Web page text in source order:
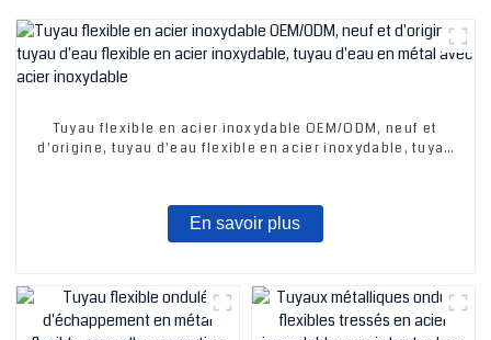
Tuyau flexible en acier inoxydable OEM/ODM, neuf et
d'origine, tuyau d'eau flexible en acier inoxydable, tuyau
En savoir plus